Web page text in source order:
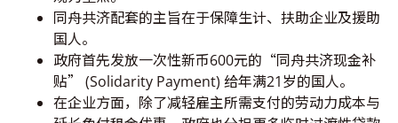
同舟共济配套的主旨在于保障生计、扶助企业及援助
国人。
政府首先发放一次性新币600元的“同舟共济现金补
贴” (Solidarity Payment) 给年满21岁的国人。
在企业方面，除了减轻雇主所需支付的劳动力成本与